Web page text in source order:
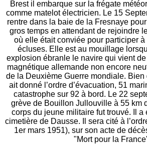
Brest il embarque sur la frégate
comme matelot électricien. Le 15
rentre dans la baie de la Fresnaye
gros temps en attendant de rejoindre
où elle était conviée pour participer à
écluses. Elle est au mouillage
explosion ébranle le navire qui vient
magnétique allemande non encore
de la Deuxième Guerre mondiale.
ait donné l’ordre d’évacuation, 51
catastrophe sur 92 à bord. Le 22
grève de Bouillon Jullouville à 55 km
corps du jeune militaire fut trouvé. Il a
cimetière de Dausse. Il sera cité à
1er mars 1951), sur son acte de
"Mort pour la